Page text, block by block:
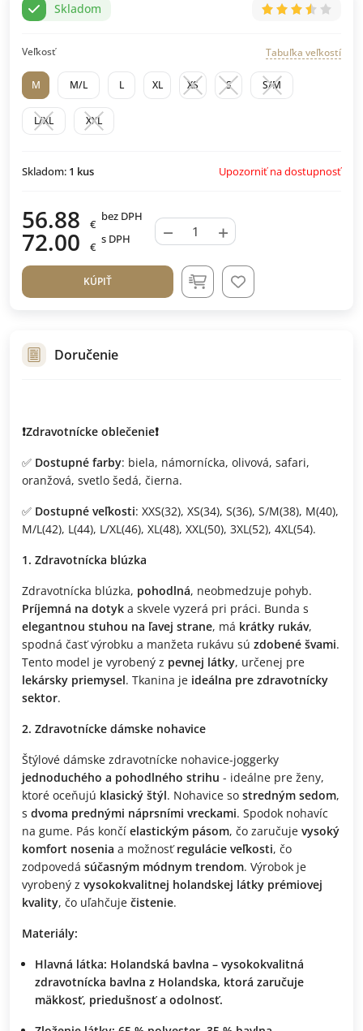
Skladom
Veľkosť Tabuľka veľkostí
M M/L L XL XS S S/M
L/XL XXL
Skladom: 1 kus Upozorniť na dostupnosť
56.88 €
bez DPH
72.00 €
s DPH − +
KÚPIŤ
Doručenie
❗️Zdravotnícke oblečenie❗️
✅ Dostupné farby: biela, námornícka, olivová, safari,
oranžová, svetlo šedá, čierna.
✅ Dostupné veľkosti: XXS(32), XS(34), S(36), S/M(38), M(40),
M/L(42), L(44), L/XL(46), XL(48), XXL(50), 3XL(52), 4XL(54).
1. Zdravotnícka blúzka
Zdravotnícka blúzka, pohodlná, neobmedzuje pohyb.
Príjemná na dotyk a skvele vyzerá pri práci. Bunda s
elegantnou stuhou na ľavej strane, má krátky rukáv,
spodná časť výrobku a manžeta rukávu sú zdobené švami.
Tento model je vyrobený z pevnej látky, určenej pre
lekársky priemysel. Tkanina je ideálna pre zdravotnícky
sektor.
2. Zdravotnícke dámske nohavice
Štýlové dámske zdravotnícke nohavice-joggerky
jednoduchého a pohodlného strihu - ideálne pre ženy,
ktoré oceňujú klasický štýl. Nohavice so stredným sedom,
s dvoma prednými náprsními vreckami. Spodok nohavíc
na gume. Pás končí elastickým pásom, čo zaručuje vysoký
komfort nosenia a možnosťregulácie veľkosti, čo
zodpovedá súčasným módnym trendom. Výrobok je
vyrobený z vysokokvalitnej holandskej látky prémiovej
kvality, čo uľahčuje čistenie.
Materiály:
Hlavná látka: Holandská bavlna – vysokokvalitná
zdravotnícka bavlna z Holandska, ktorá zaručuje
mäkkosť, priedušnosť a odolnosť.